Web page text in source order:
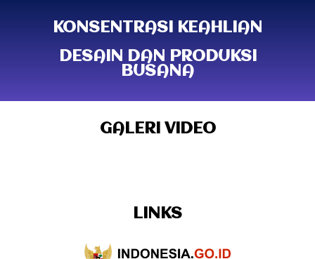
KONSENTRASI KEAHLIAN
DESAIN DAN PRODUKSI
BUSANA
GALERI VIDEO
LINKS